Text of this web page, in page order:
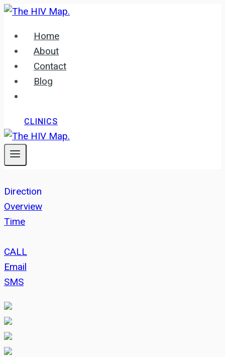
Skip
contentHome
About
Contact
Blog
CLINICS
Direction
Overview
Time
CALL
Email
SMS